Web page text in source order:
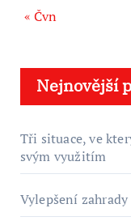
« Čvn
Nejnovější
Tři situace, ve
svým využitím
Vylepšení